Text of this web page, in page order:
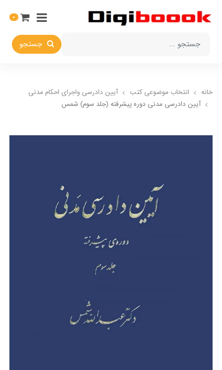
جستجو
0
خانه انتخاب​ موضوعي​ کتب
آيين دادرسي ​واجراي ​احکام ​مدني
آيين دادرسي مدني دوره پیشرفته (جلد سوم) شمس